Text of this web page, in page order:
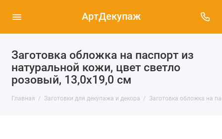
АртДекупаж
Заготовка обложка на паспорт из
натуральной кожи, цвет светло
розовый, 13,0х19,0 см
Главная Заготовки для декупажа и декора Заготовка обложка на